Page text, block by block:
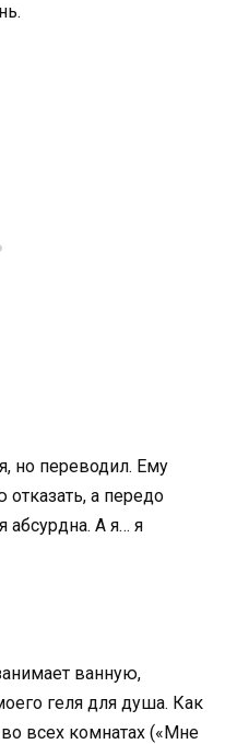
но переводил. Ему
а передо
абсурдна. А я… я
ванную,
геля для душа. Как
всех комнатах («Мне